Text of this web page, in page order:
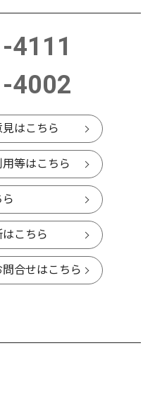
4111
4002
はこちら
等はこちら
こちら
合せはこちら